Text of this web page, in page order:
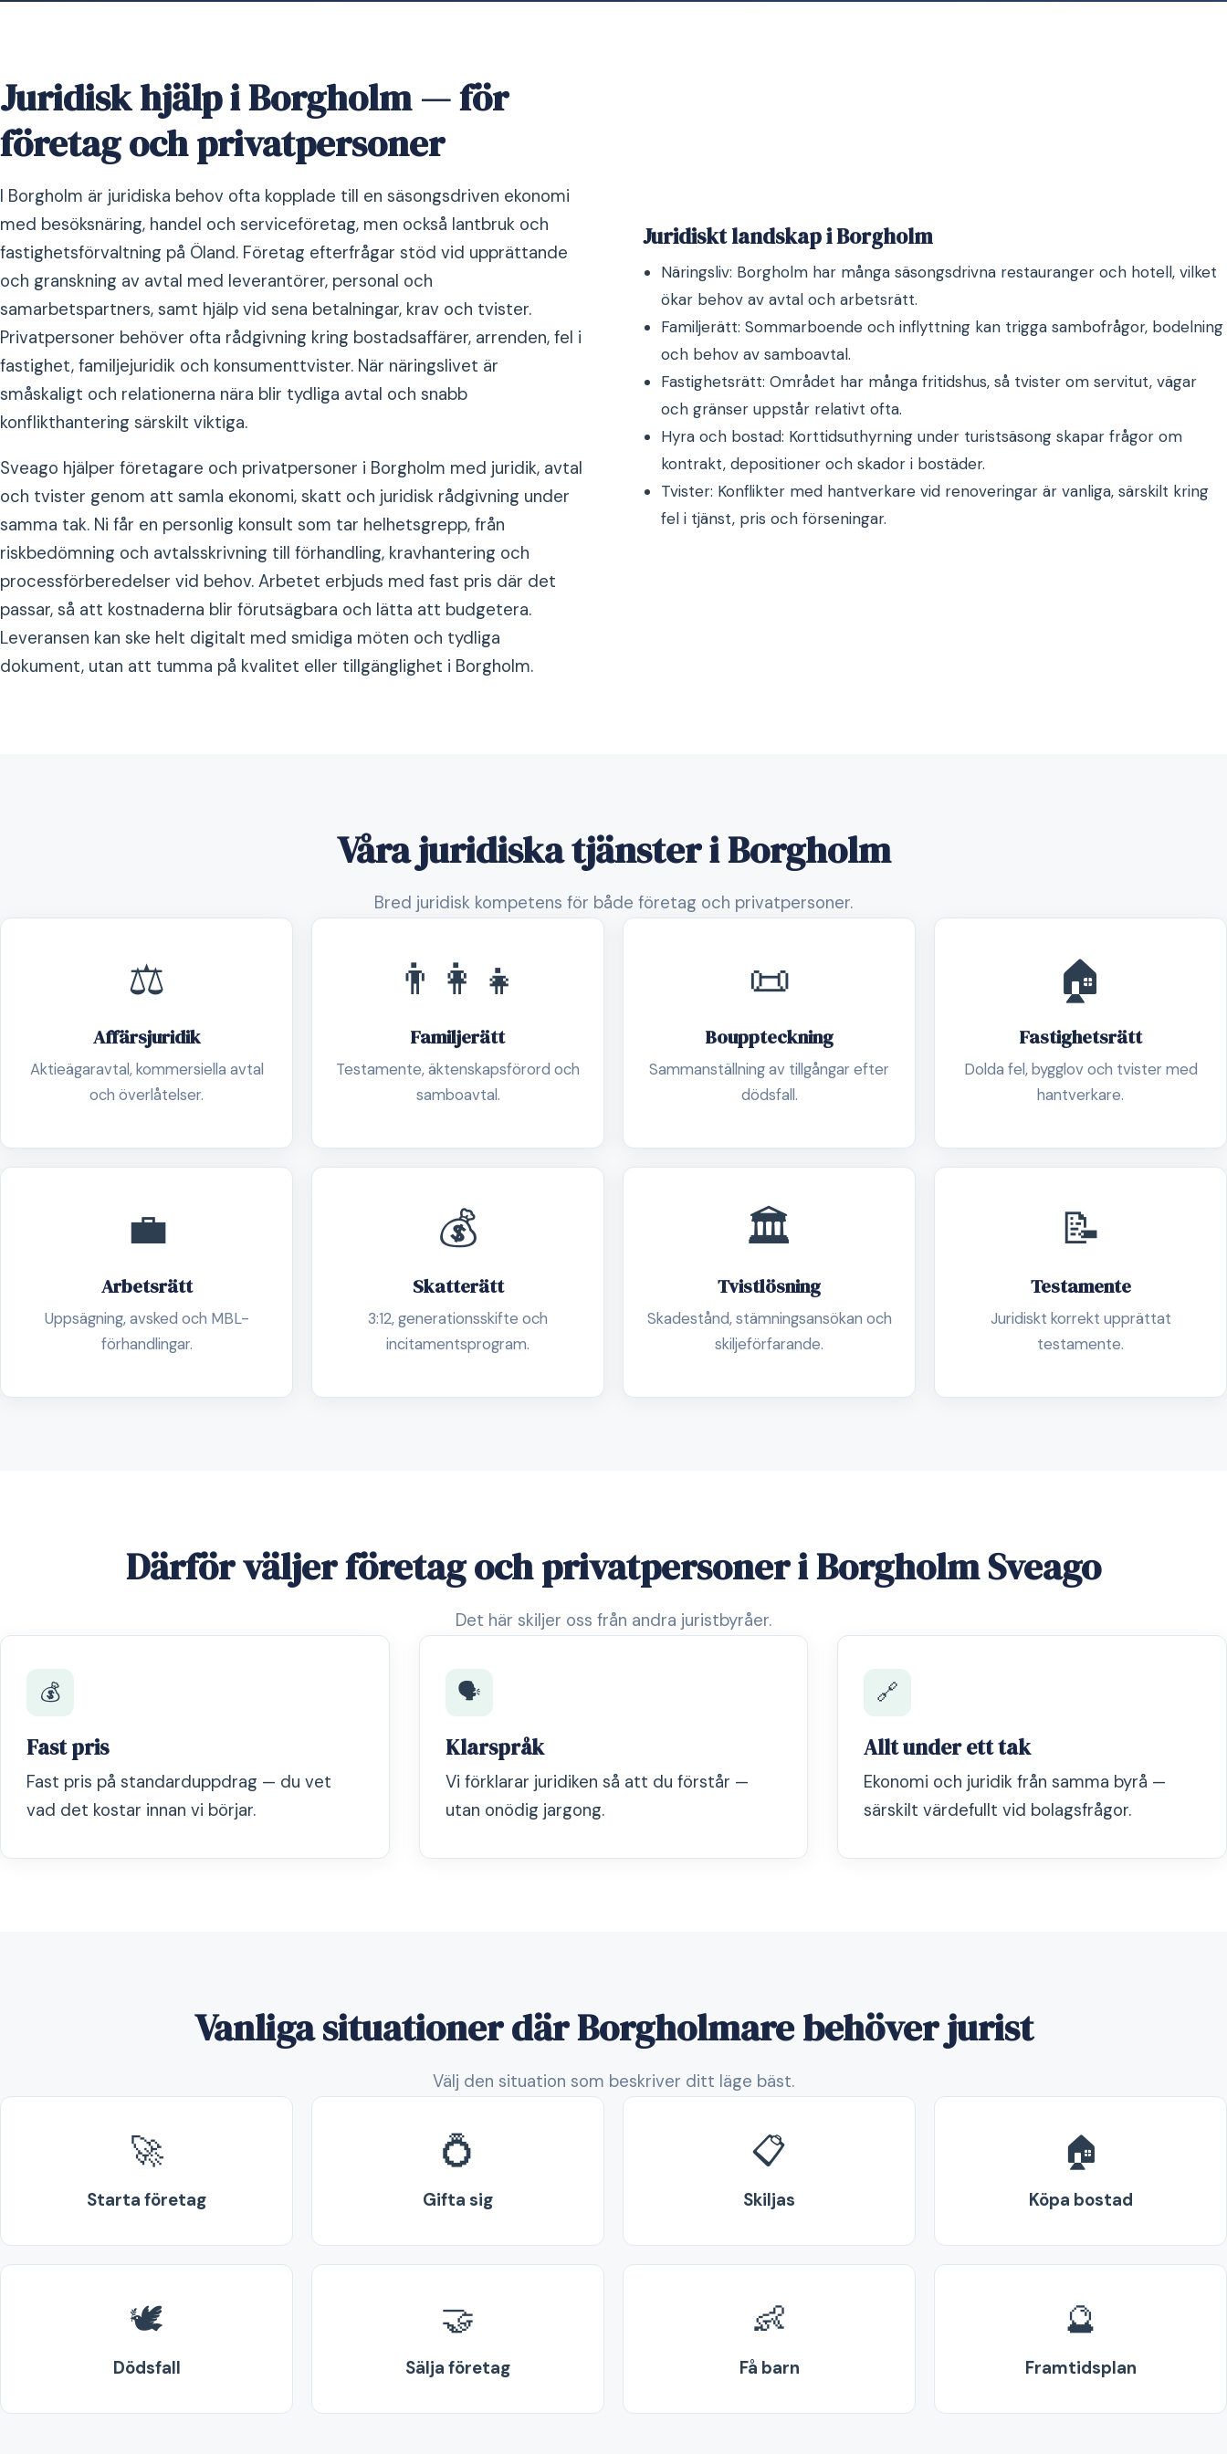
Juridisk hjälp i Borgholm — för
företag och privatpersoner
I Borgholm är juridiska behov ofta kopplade till en säsongsdriven ekonomi
med besöksnäring, handel och serviceföretag, men också lantbruk och
fastighetsförvaltning på Öland. Företag efterfrågar stöd vid upprättande
och granskning av avtal med leverantörer, personal och
samarbetspartners, samt hjälp vid sena betalningar, krav och tvister.
Privatpersoner behöver ofta rådgivning kring bostadsaffärer, arrenden, fel i
fastighet, familjejuridik och konsumenttvister. När näringslivet är
småskaligt och relationerna nära blir tydliga avtal och snabb
konflikthantering särskilt viktiga.
Sveago hjälper företagare och privatpersoner i Borgholm med juridik, avtal
och tvister genom att samla ekonomi, skatt och juridisk rådgivning under
samma tak. Ni får en personlig konsult som tar helhetsgrepp, från
riskbedömning och avtalsskrivning till förhandling, kravhantering och
processförberedelser vid behov. Arbetet erbjuds med fast pris där det
passar, så att kostnaderna blir förutsägbara och lätta att budgetera.
Leveransen kan ske helt digitalt med smidiga möten och tydliga
dokument, utan att tumma på kvalitet eller tillgänglighet i Borgholm.
Juridiskt landskap i Borgholm
Näringsliv: Borgholm har många säsongsdrivna restauranger och hotell, vilket
ökar behov av avtal och arbetsrätt.
Familjerätt: Sommarboende och inflyttning kan trigga sambofrågor, bodelning
och behov av samboavtal.
Fastighetsrätt: Området har många fritidshus, så tvister om servitut, vägar
och gränser uppstår relativt ofta.
Hyra och bostad: Korttidsuthyrning under turistsäsong skapar frågor om
kontrakt, depositioner och skador i bostäder.
Tvister: Konflikter med hantverkare vid renoveringar är vanliga, särskilt kring
fel i tjänst, pris och förseningar.
Våra juridiska tjänster i Borgholm
Bred juridisk kompetens för både företag och privatpersoner.
⚖️
Affärsjuridik
Aktieägaravtal, kommersiella avtal
och överlåtelser.
👨‍👩‍👧
Familjerätt
Testamente, äktenskapsförord och
samboavtal.
📜
Bouppteckning
Sammanställning av tillgångar efter
dödsfall.
🏠
Fastighetsrätt
Dolda fel, bygglov och tvister med
hantverkare.
💼
Arbetsrätt
Uppsägning, avsked och MBL-
förhandlingar.
💰
Skatterätt
3:12, generationsskifte och
incitamentsprogram.
🏛️
Tvistlösning
Skadestånd, stämningsansökan och
skiljeförfarande.
📝
Testamente
Juridiskt korrekt upprättat
testamente.
Därför väljer företag och privatpersoner i Borgholm Sveago
Det här skiljer oss från andra juristbyråer.
💰
Fast pris
Fast pris på standarduppdrag — du vet
vad det kostar innan vi börjar.
🗣️
Klarspråk
Vi förklarar juridiken så att du förstår —
utan onödig jargong.
🔗
Allt under ett tak
Ekonomi och juridik från samma byrå —
särskilt värdefullt vid bolagsfrågor.
Vanliga situationer där Borgholmare behöver jurist
Välj den situation som beskriver ditt läge bäst.
🚀
Starta företag
💍
Gifta sig
📋
Skiljas
🏠
Köpa bostad
🕊️
Dödsfall
🤝
Sälja företag
👶
Få barn
🔮
Framtidsplan